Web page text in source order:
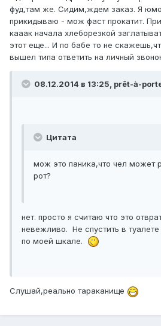
фуд,там же. Сидим,ждем заказ. Я
прикидываю - мож фаст прокатит.
кааак начала хлеборезкой
этот еще... И по бабе то не
вышел типа ответить на личный
08.12.2014 в 13:25, prêt-à-
Цитата
мож это паника,что чел может
рот?
нет. просто я считаю что это
невежливо. Не спустить в
по моей шкале.
Слушай,реально тараканище